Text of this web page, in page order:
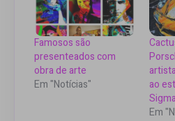
Famosos são
presenteados com
obra de arte
Em "Notícias"
ao
Em